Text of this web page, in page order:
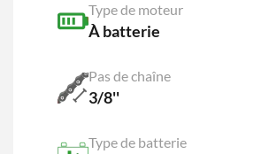
Type de moteur
À batterie
Pas de chaîne
3/8''
Type de batterie